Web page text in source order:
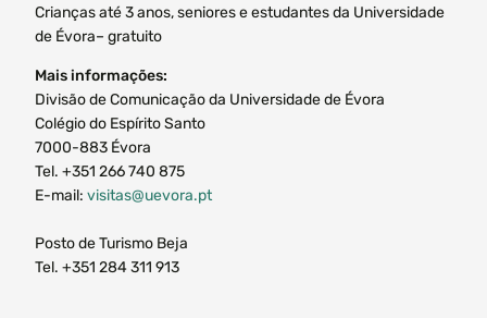
Crianças até 3 anos, seniores e estudantes da Universidade
de Évora– gratuito
Mais informações:
Divisão de Comunicação da Universidade de Évora
Colégio do Espírito Santo
7000-883 Évora
Tel. +351 266 740 875
E-mail:visitas@uevora.pt
Posto de Turismo Beja
Tel. +351 284 311 913